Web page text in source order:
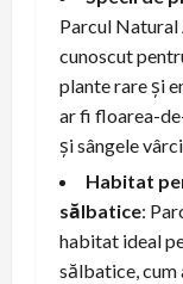
Parcul Natural
cunoscut
plante rare și
ar fi floarea-
și sângele
Habitat
sălbatice:
habitat ideal
sălbatice, cum